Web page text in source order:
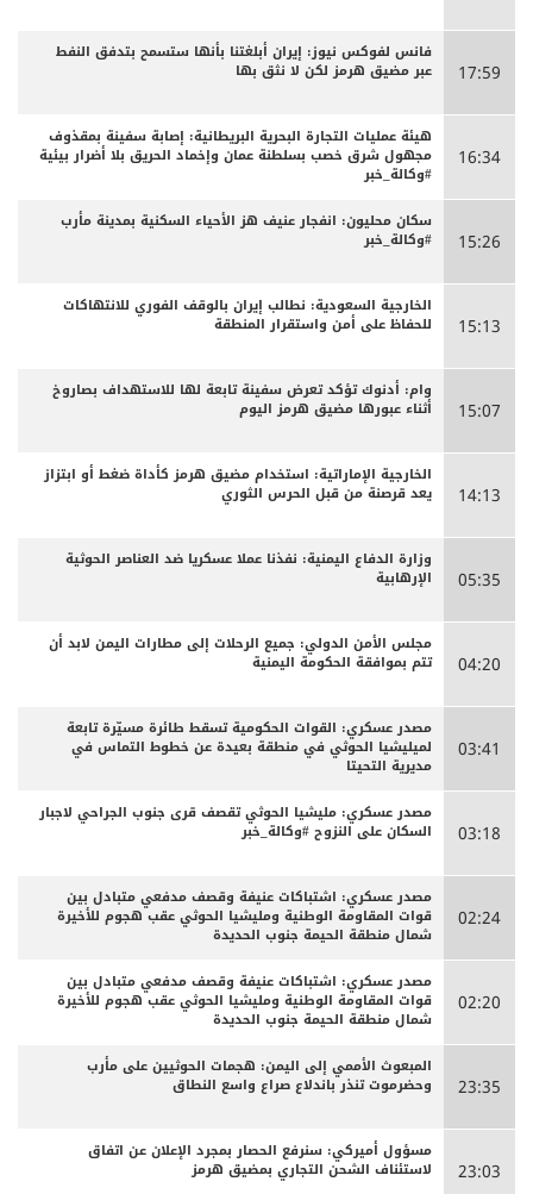
17:59
فانس لفوكس نيوز: إيران أبلغتنا بأنها ستسمح بتدفق النفط
عبر مضيق هرمز لكن لا نثق بها
16:34
هيئة عمليات التجارة البحرية البريطانية: إصابة سفينة بمقذوف
مجهول شرق خصب بسلطنة عمان وإخماد الحريق بلا أضرار بيئية
#وكالة_خبر
15:26
سكان محليون: انفجار عنيف هز الأحياء السكنية بمدينة مأرب
#وكالة_خبر
15:13
الخارجية السعودية: نطالب إيران بالوقف الفوري للانتهاكات
للحفاظ على أمن واستقرار المنطقة
15:07
وام: أدنوك تؤكد تعرض سفينة تابعة لها للاستهداف بصاروخ
أثناء عبورها مضيق هرمز اليوم
14:13
الخارجية الإماراتية: استخدام مضيق هرمز كأداة ضغط أو ابتزاز
يعد قرصنة من قبل الحرس الثوري
05:35
وزارة الدفاع اليمنية: نفذنا عملا عسكريا ضد العناصر الحوثية
الإرهابية
04:20
مجلس الأمن الدولي: جميع الرحلات إلى مطارات اليمن لابد أن
تتم بموافقة الحكومة اليمنية
03:41
مصدر عسكري: القوات الحكومية تسقط طائرة مسيّرة تابعة
لميليشيا الحوثي في منطقة بعيدة عن خطوط التماس في
مديرية التحيتا
03:18
مصدر عسكري: مليشيا الحوثي تقصف قرى جنوب الجراحي لاجبار
السكان على النزوح #وكالة_خبر
02:24
مصدر عسكري: اشتباكات عنيفة وقصف مدفعي متبادل بين
قوات المقاومة الوطنية ومليشيا الحوثي عقب هجوم للأخيرة
شمال منطقة الحيمة جنوب الحديدة
02:20
مصدر عسكري: اشتباكات عنيفة وقصف مدفعي متبادل بين
قوات المقاومة الوطنية ومليشيا الحوثي عقب هجوم للأخيرة
شمال منطقة الحيمة جنوب الحديدة
23:35
المبعوث الأممي إلى اليمن: هجمات الحوثيين على مأرب
وحضرموت تنذر باندلاع صراع واسع النطاق
23:03
مسؤول أميركي: سنرفع الحصار بمجرد الإعلان عن اتفاق
لاستئناف الشحن التجاري بمضيق هرمز